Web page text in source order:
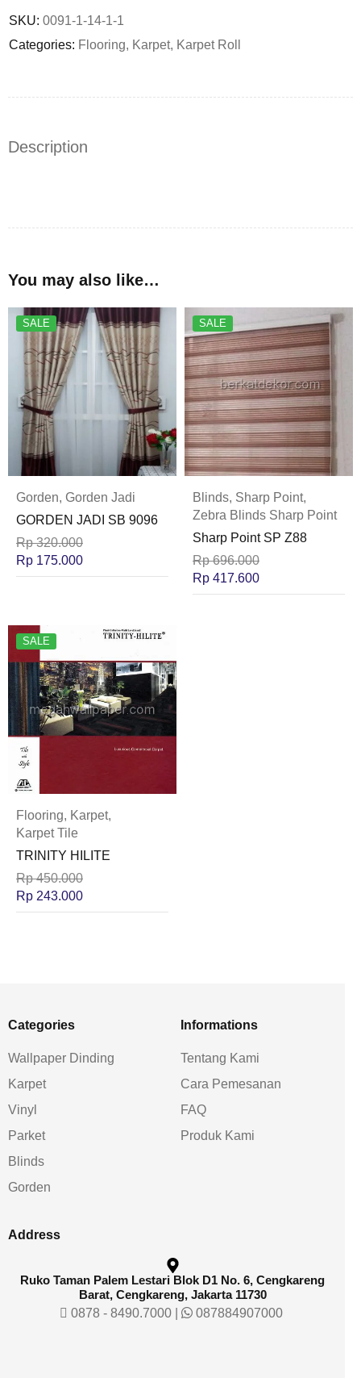
SKU: 0091-1-14-1-1
Categories: Flooring, Karpet, Karpet Roll
Description
You may also like…
SALE
Gorden, Gorden Jadi
GORDEN JADI SB 9096
Rp320.000
Rp 175.000
SALE
Blinds, Sharp Point,
Zebra Blinds Sharp Point
Sharp Point SP Z88
Rp696.000
Rp 417.600
SALE
Flooring, Karpet,
Karpet Tile
TRINITY HILITE
Rp450.000
Rp 243.000
Categories
Wallpaper Dinding
Karpet
Vinyl
Parket
Blinds
Gorden
Informations
Tentang Kami
Cara Pemesanan
FAQ
Produk Kami
Address
Ruko Taman Palem Lestari Blok D1 No. 6, Cengkareng
Barat, Cengkareng, Jakarta 11730
0878 - 8490.7000| 087884907000